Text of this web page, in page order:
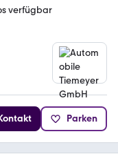
verfügbar
Parken